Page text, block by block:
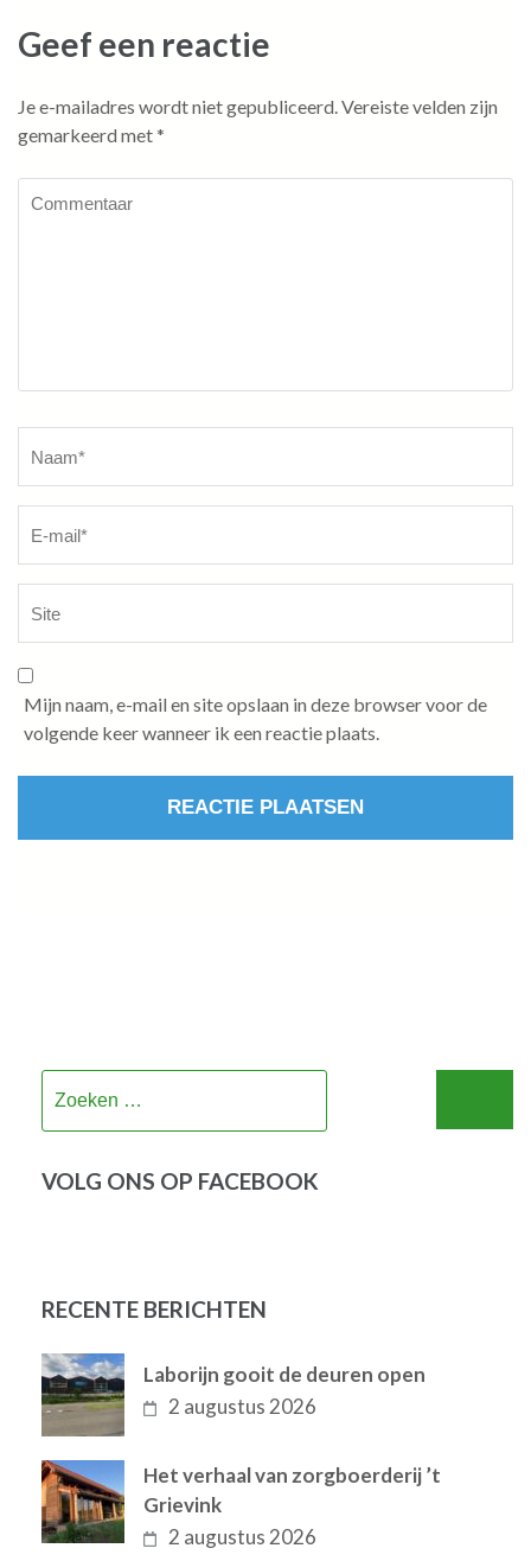
Geef een reactie
Je e-mailadres wordt niet gepubliceerd.Vereiste velden zijn
gemarkeerd met*
Mijn naam, e-mail en site opslaan in deze browser voor de
volgende keer wanneer ik een reactie plaats.
VOLG ONS OP FACEBOOK
RECENTE BERICHTEN
Laborijn gooit de deuren open
2 augustus 2026
Het verhaal van zorgboerderij ’t
Grievink
2 augustus 2026